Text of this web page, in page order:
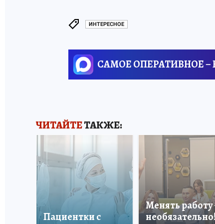
ИНТЕРЕСНОЕ
САМОЕ ОПЕРАТИВНОЕ –
ЧИТАЙТЕТАКЖЕ:
Пациентки с
Менять